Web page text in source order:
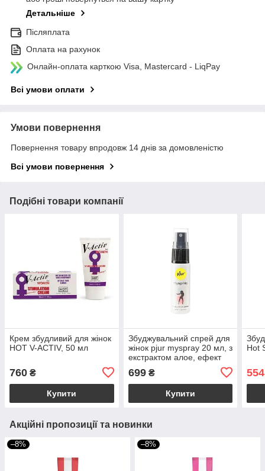
Детальніше
Післяплата
Оплата на рахунок
Онлайн-оплата карткою Visa, Mastercard - LiqPay
Всі умови оплати
Умови повернення
Повернення товару впродовж 14 днів за домовленістю
Всі умови повернення
Подібні товари компанії
Крем збудливий для жінок
HOT V-ACTIV, 50 мл
760 ₴
Купити
Збуджувальний спрей для
жінок pjur myspray 20 мл, з
екстрактом алое, ефект
699₴
Купити
Hot
Акційні пропозиції та новинки
–8% –8%